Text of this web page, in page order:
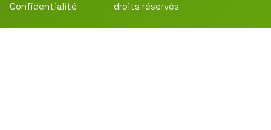
Confidentialité
droits réservés